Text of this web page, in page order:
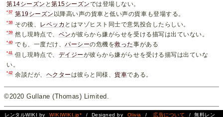
第14シーズン と第15シーズンでは登場しない。
*37 第19シーズン 以降高い声の貨車と低い声の貨車も登場する。
*38 その後、 レベッカ とはマゾヒスト同士で意気投合したらしい。
*39 然し現時点で、 ベンが彼らから嫌がらせを受ける描写は出ていない。
*40 でも、一度だけ、パーシーの危機を救った事がある
*41 但し現時点で、 デイジーが彼らから嫌がらせを受ける描写は出ていな
い。
*42 余談だが、 ヘクターは彼らと同様、貨車である。
©2020 Gullane (Thomas) Limited.
レンタルWIKI by WIKIWIKI.jp* / Designed by Olivia / 広告について / 無料レン